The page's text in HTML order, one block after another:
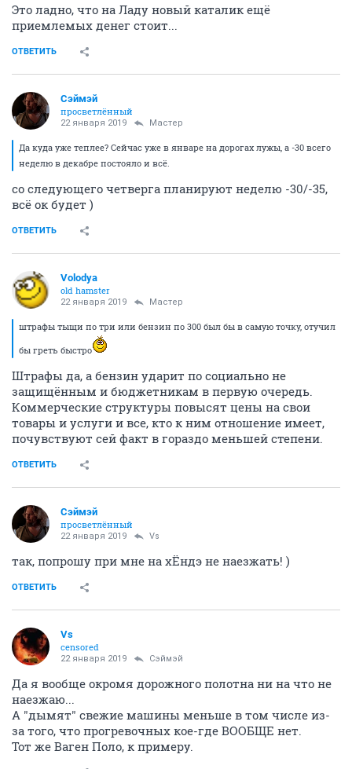
Это ладно, что на Ладу новый каталик ещё
приемлемых денег стоит...
ОТВЕТИТЬ
Сэймэй
просветлённый
22 января 2019 Мастер
Да куда уже теплее? Сейчас уже в январе на дорогах лужы, а -30 всего
неделю в декабре постояло и всё.
со следующего четверга планируют неделю -30/-35,
всё ок будет )
ОТВЕТИТЬ
Volodya
old hamster
22 января 2019 Мастер
штрафы тыщи по три или бензин по 300 был бы в самую точку, отучил
бы греть быстро
Штрафы да, а бензин ударит по социально не
защищённым и бюджетникам в первую очередь.
Коммерческие структуры повысят цены на свои
товары и услуги и все, кто к ним отношение имеет,
почувствуют сей факт в гораздо меньшей степени.
ОТВЕТИТЬ
Сэймэй
просветлённый
22 января 2019 Vs
так, попрошу при мне на хЁндэ не наезжать! )
ОТВЕТИТЬ
Vs
censored
22 января 2019 Сэймэй
Да я вообще окромя дорожного полотна ни на что не
наезжаю...
А "дымят" свежие машины меньше в том числе из-
за того, что прогревочных кое-где ВООБЩЕ нет.
Тот же Ваген Поло, к примеру.